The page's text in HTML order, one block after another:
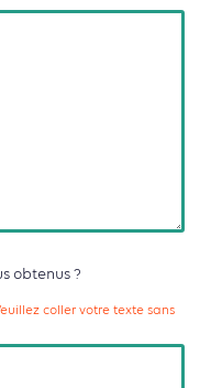
obtenus ?
coller votre texte sans